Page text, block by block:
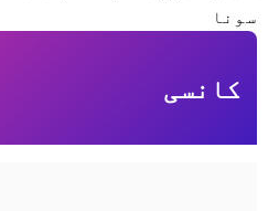
سونا
کانسی